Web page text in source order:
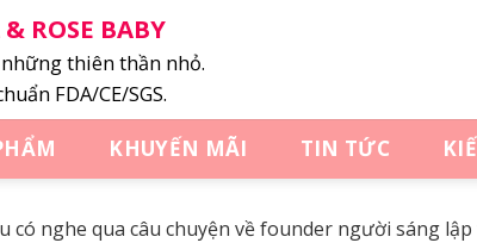
ROSE BABY
thiên thần nhỏ.
FDA/CE/SGS.
KHUYẾN MÃI TIN TỨC
có nghe qua câu chuyện về founder người sáng